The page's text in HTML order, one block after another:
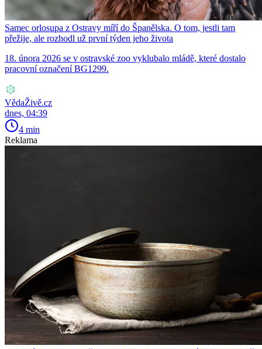
Samec orlosupa z Ostravy míří do Španělska. O tom, jestli tam
přežije, ale rozhodl už první týden jeho života
18. února 2026 se v ostravské zoo vyklubalo mládě, které dostalo
pracovní označení BG1299.
VědaŽivě.cz
dnes, 04:39
4 min
Reklama